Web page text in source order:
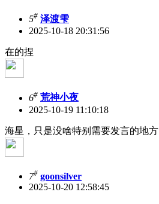
5# 泽渡雫
2025-10-18 20:31:56
在的捏
6# 荒神小夜
2025-10-19 11:10:18
海星，只是没啥特别需要发言的地方
7# goonsilver
2025-10-20 12:58:45